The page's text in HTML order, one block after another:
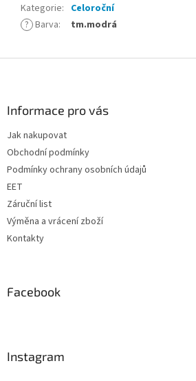
Kategorie: Celoroční
? Barva: tm.modrá
Informace pro vás
Jak nakupovat
Obchodní podmínky
Podmínky ochrany osobních údajů
EET
Záruční list
Výměna a vrácení zboží
Kontakty
Facebook
Instagram